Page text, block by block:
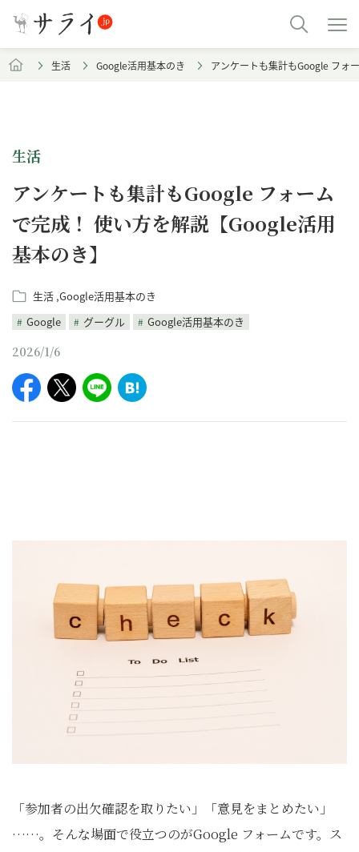
生活 Google活用基本のき アンケートも集計もGoogle フォ
生活
アンケートも集計もGoogle フォーム
で完成！ 使い方を解説【Google活用
基本のき】
生活 Google活用基本のき
Google
グーグル Google活用基本のき
2026/1/6
「参加者の出欠確認を取りたい」「意見をまとめたい」
……。そんな場面で役立つのがGoogle フォームです。ス